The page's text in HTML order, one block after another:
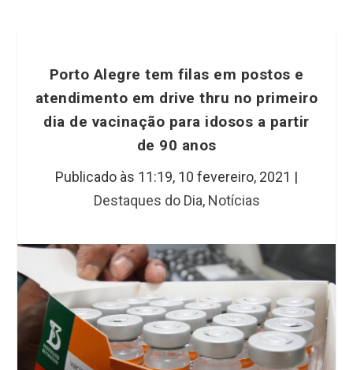
Porto Alegre tem filas em postos e
atendimento em drive thru no primeiro
dia de vacinação para idosos a partir
de 90 anos
Publicado às 11:19, 10 fevereiro, 2021 |
Destaques do Dia, Notícias